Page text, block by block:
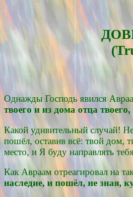
Однажды Господь явился
твоего и из дома отца
Какой удивительный случай!
пошёл, оставив всё: твой дом,
место, и Я буду направлять
Как Авраам отреагировал на
наследие, и пошёл, не зная,